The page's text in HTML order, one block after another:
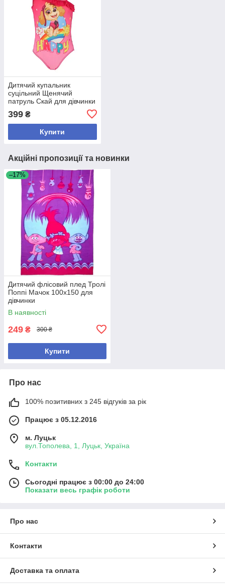
Дитячий купальник
суцільний Щенячий
патруль Скай для дівчинки
399 ₴
Купити
Акційні пропозиції та новинки
–17%
Дитячий флісовий плед Тролі
Поппі Мачок 100х150 для
дівчинки
В наявності
249 ₴ 300 ₴
Купити
Про нас
100% позитивних з 245 відгуків за рік
Працює з 05.12.2016
м. Луцьк
вул.Тополева, 1, Луцьк, Україна
Контакти
Сьогодні працює з 00:00 до 24:00
Показати весь графік роботи
Про нас
Контакти
Доставка та оплата